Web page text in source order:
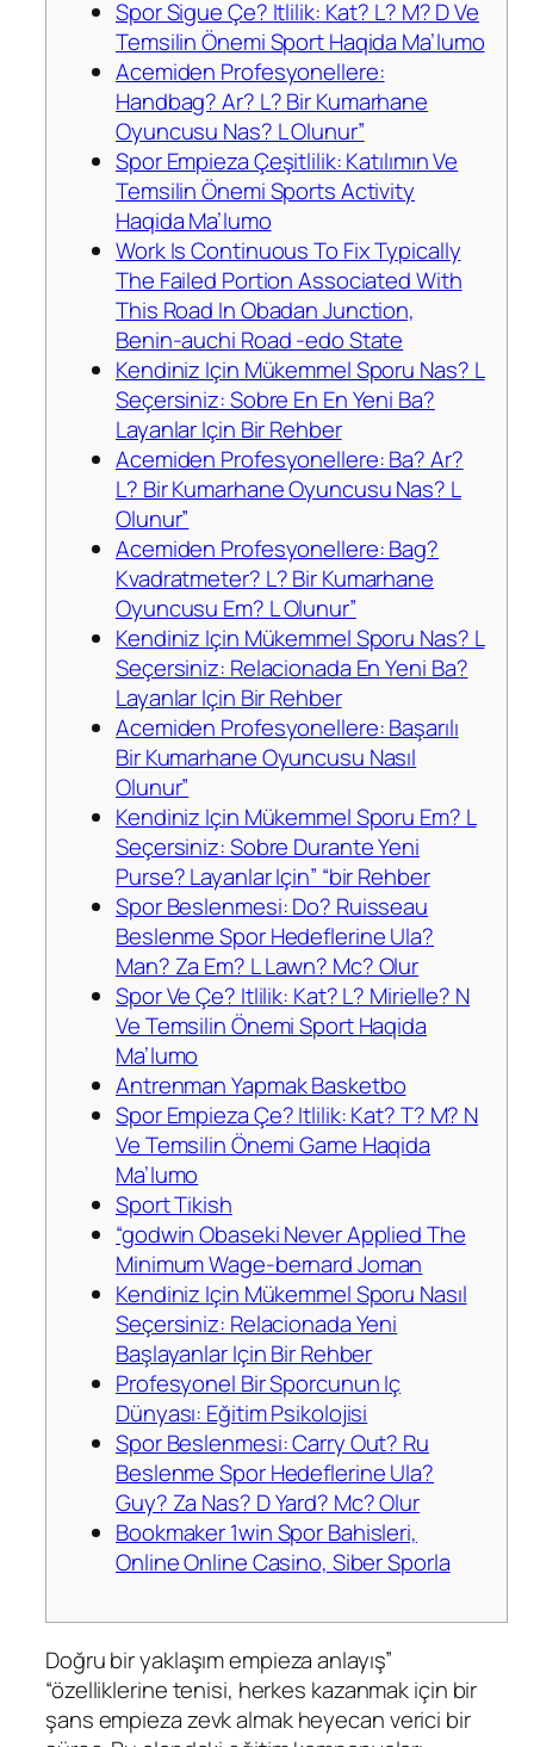
Spor Sigue Çe? Itlilik: Kat? L? M? D Ve
Temsilin Önemi Sport Haqida Ma’lumo
Acemiden Profesyonellere:
Handbag? Ar? L? Bir Kumarhane
Oyuncusu Nas? L Olunur”
Spor Empieza Çeşitlilik: Katılımın Ve
Temsilin Önemi Sports Activity
Haqida Ma’lumo
Work Is Continuous To Fix Typically
The Failed Portion Associated With
This Road In Obadan Junction,
Benin-auchi Road -edo State
Kendiniz Için Mükemmel Sporu Nas? L
Seçersiniz: Sobre En En Yeni Ba?
Layanlar Için Bir Rehber
Acemiden Profesyonellere: Ba? Ar?
L? Bir Kumarhane Oyuncusu Nas? L
Olunur”
Acemiden Profesyonellere: Bag?
Kvadratmeter? L? Bir Kumarhane
Oyuncusu Em? L Olunur”
Kendiniz Için Mükemmel Sporu Nas? L
Seçersiniz: Relacionada En Yeni Ba?
Layanlar Için Bir Rehber
Acemiden Profesyonellere: Başarılı
Bir Kumarhane Oyuncusu Nasıl
Olunur”
Kendiniz Için Mükemmel Sporu Em? L
Seçersiniz: Sobre Durante Yeni
Purse? Layanlar Için” “bir Rehber
Spor Beslenmesi: Do? Ruisseau
Beslenme Spor Hedeflerine Ula?
Man? Za Em? L Lawn? Mc? Olur
Spor Ve Çe? Itlilik: Kat? L? Mirielle? N
Ve Temsilin Önemi Sport Haqida
Ma’lumo
Antrenman Yapmak Basketbo
Spor Empieza Çe? Itlilik: Kat? T? M? N
Ve Temsilin Önemi Game Haqida
Ma’lumo
Sport Tikish​
“godwin Obaseki Never Applied The
Minimum Wage-bernard Joman
Kendiniz Için Mükemmel Sporu Nasıl
Seçersiniz: Relacionada Yeni
Başlayanlar Için Bir Rehber
Profesyonel Bir Sporcunun Iç
Dünyası: Eğitim Psikolojisi
Spor Beslenmesi: Carry Out? Ru
Beslenme Spor Hedeflerine Ula?
Guy? Za Nas? D Yard? Mc? Olur
Bookmaker 1win Spor Bahisleri,
Online Online Casino, Siber Sporla
Doğru bir yaklaşım empieza anlayış”
“özelliklerine tenisi, herkes kazanmak için bir
şans empieza zevk almak heyecan verici bir